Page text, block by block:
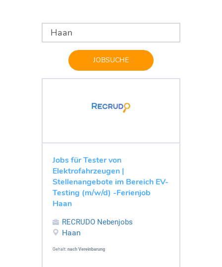
JOBSUCHE
Jobs für Tester von
Elektrofahrzeugen |
Stellenangebote im Bereich EV-
Testing (m/w/d) -Ferienjob
Haan
RECRUDO Nebenjobs
Haan
Gehalt: nach Vereinbarung